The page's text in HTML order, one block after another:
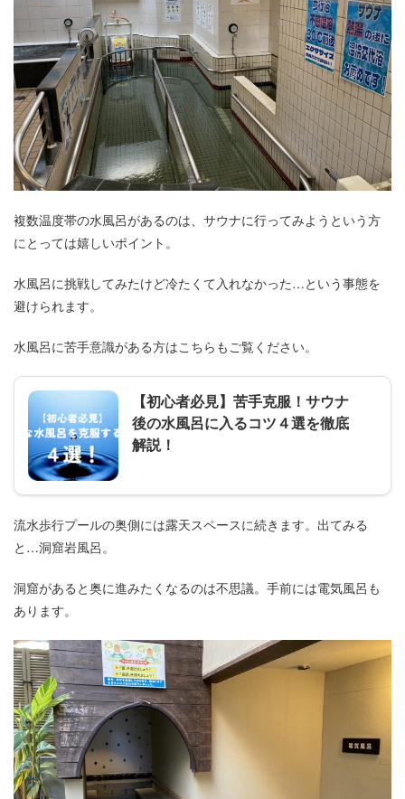
複数温度帯の水風呂があるのは、サウナに行ってみようという方
にとっては嬉しいポイント。
水風呂に挑戦してみたけど冷たくて入れなかった…という事態を
避けられます。
水風呂に苦手意識がある方はこちらもご覧ください。
【初心者必見】苦手克服！サウナ
後の水風呂に入るコツ４選を徹底
解説！
流水歩行プールの奥側には露天スペースに続きます。出てみる
と…洞窟岩風呂。
洞窟があると奥に進みたくなるのは不思議。手前には電気風呂も
あります。